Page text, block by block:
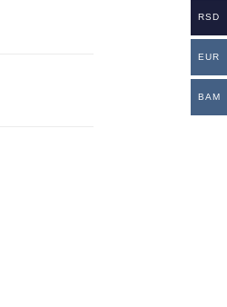
RSD
EUR
BAM